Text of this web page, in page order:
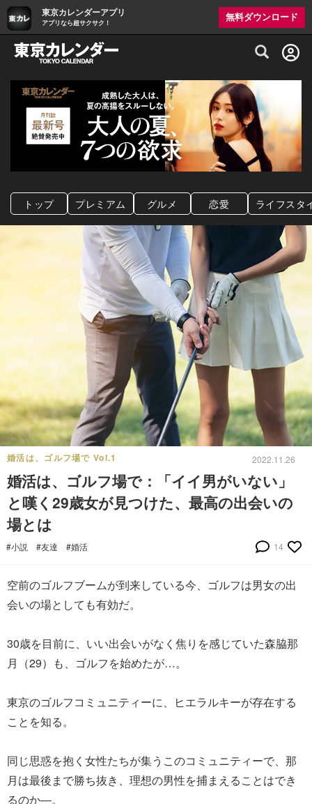
東京カレンダーアプリ
アプリなら超サクサク！
無料ダウンロード
グルメ情報・プレミアムレストラン予約
トップ プレミアム グルメ 恋愛 ライフスタ
婚活は、ゴルフ場で Vol.1 2022.11.26
婚活は、ゴルフ場で：「イイ男がいない」
と嘆く29歳女が見つけた、最高の出会いの
場とは
#小説 #友達 #婚活 14
空前のゴルフブームが到来している今、ゴルフは男女の出
会いの場としても有効だ。
30歳を目前に、いい出会いがなく焦りを感じていた森脇那
月（29）も、ゴルフを始めたが…。
東京のゴルフコミュニティーに、ヒエラルキーが存在する
ことを知る。
同じ思惑を抱く女性たちが集うこのコミュニティーで、那
月は最後まで勝ち抜き、理想の男性を捕まえることはでき
るのか―。